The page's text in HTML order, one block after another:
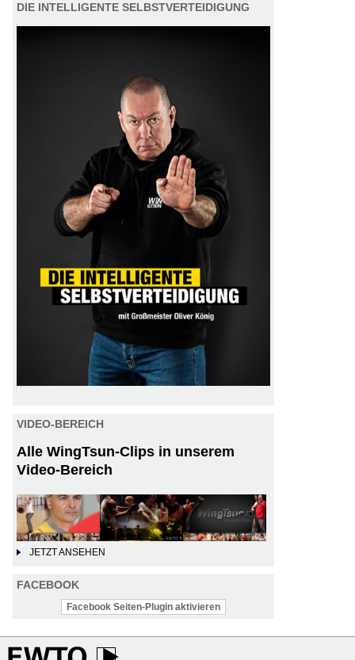
DIE INTELLIGENTE SELBSTVERTEIDIGUNG
VIDEO-BEREICH
Alle WingTsun-Clips in unserem
Video-Bereich
JETZT ANSEHEN
FACEBOOK
Facebook Seiten-Plugin aktivieren